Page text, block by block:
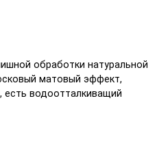
обработки натуральной
матовый эффект,
есть водоотталкиващий